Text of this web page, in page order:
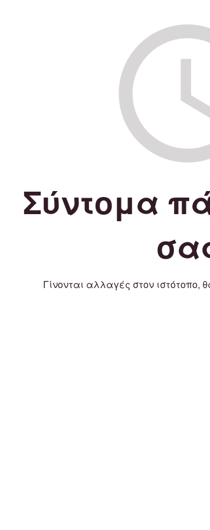
Σύντομα
Γίνονται αλλαγές στον ιστότοπο,